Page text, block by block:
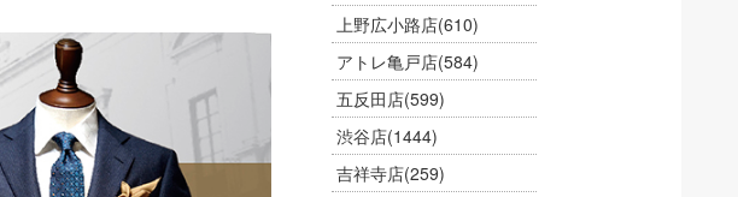
上野広小路店(610)
アトレ亀戸店(584)
五反田店(599)
渋谷店(1444)
吉祥寺店(259)